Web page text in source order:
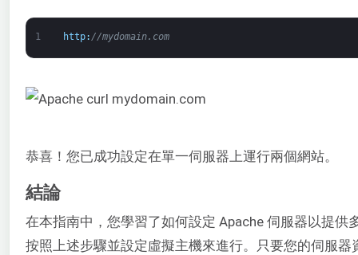
1 http: //mydomain.com
恭喜！您已成功設定在單一伺服器上運行兩個網站。
結論
在本指南中，您學習了如何設定 Apache 伺服器以提
按照上述步驟並設定虛擬主機來進行。只要您的伺服